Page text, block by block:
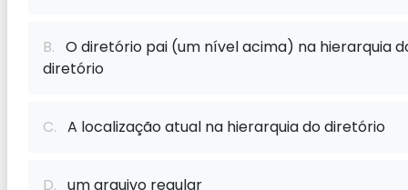
B. O diretório pai (um nível acima) na hierarquia
diretório
C. A localização atual na hierarquia do diretório
D. um arquivo regular